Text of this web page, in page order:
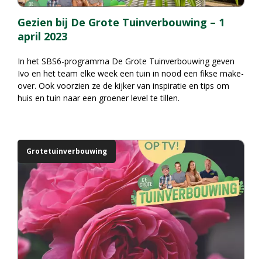
Gezien bij De Grote Tuinverbouwing – 1
april 2023
In het SBS6-programma De Grote Tuinverbouwinggeven
Ivo en het team elke week een tuin in nood een fikse make-
over. Ook voorzien ze de kijker van inspiratie en tips om
huis en tuin naar een groener level te tillen.
Grotetuinverbouwing